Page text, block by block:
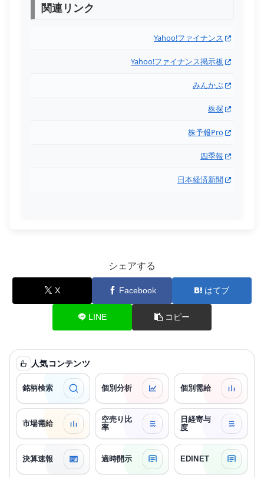
関連リンク
Yahoo!ファイナンス
Yahoo!ファイナンス掲示板
みんかぶ
株探
株予報Pro
四季報
日本経済新聞
シェアする
X Facebook はてブ
LINE コピー
人気コンテンツ
銘柄検索 個別分析 個別需給
市場需給
空売り比
率
日経寄与
度
決算速報 適時開示 EDINET